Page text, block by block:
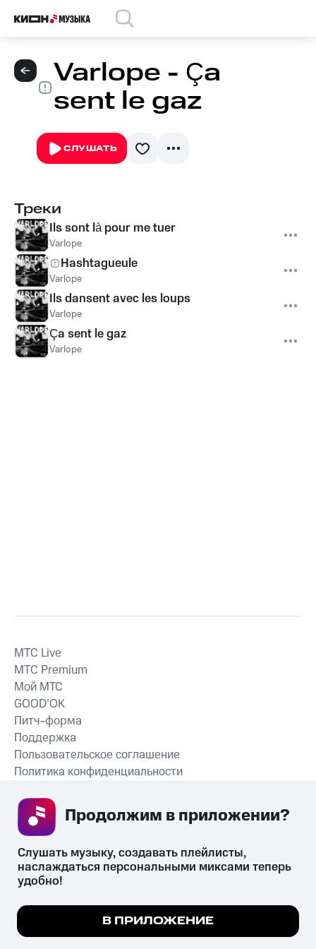
Varlope - Ça
sent le gaz
СЛУШАТЬ
Треки
Ils sont là pour me tuer
Varlope
Hashtagueule
Varlope
Ils dansent avec les loups
Varlope
Ça sent le gaz
Varlope
СКАЧАТЬ ПРИЛОЖЕНИЕ
MTС Live
MTС Premium
Мой МТС
GOOD’OK
Питч-форма
Поддержка
Пользовательское соглашение
Политика конфиденциальности
психотропных веществ, их аналогов причиняет вред здоровью,
их незаконный оборот запрещён и влечёт установленную
законодательством ответственность.
Мы используем куки, чтобы на сайте все
Подробнее
Слушать музыку, создавать плейлисты,
наслаждаться персональными миксами теперь
удобно!
В ПРИЛОЖЕНИЕ